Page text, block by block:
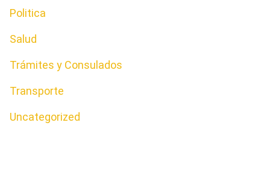
Politica
Salud
Trámites y Consulados
Transporte
Uncategorized